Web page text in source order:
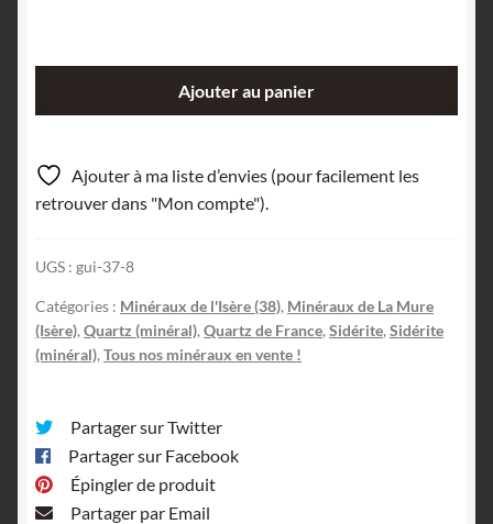
en
pétales
et
La
Mure,
Plateau
Matheysin,
Ajouter au panier
Ajouter à ma liste d’envies (pour facilement les
retrouver dans "Mon compte").
UGS : gui-37-8
Catégories : Minéraux de l'Isère (38), Minéraux de La Mure
(Isère), Quartz (minéral), Quartz de France, Sidérite, Sidérite
(minéral), Tous nos minéraux en vente !
Partager sur Twitter
Partager sur Facebook
Épingler de produit
Partager par Email